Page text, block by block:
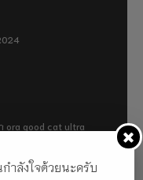
ora good cat ultra
กำลังใจด้วยนะครับ